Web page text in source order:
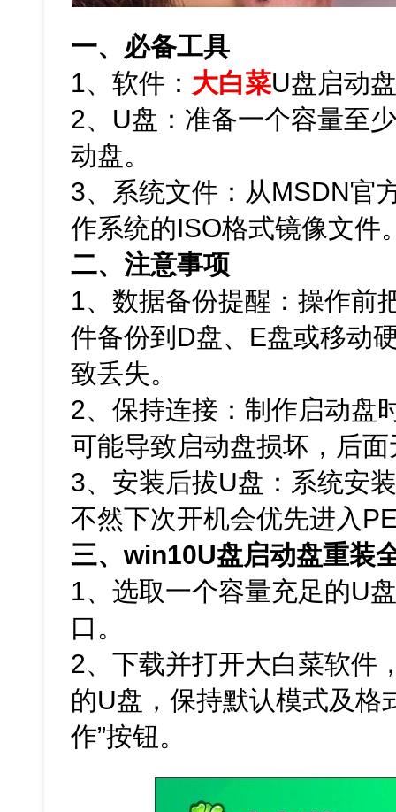
一、必备工具
1、软件： 大白菜U盘启动
2、U盘：准备一个容量至
动盘。
3、系统文件：从MSDN官
作系统的ISO格式镜像文件
二、注意事项
1、数据备份提醒：操作前
件备份到D盘、E盘或移动
致丢失。
2、保持连接：制作启动盘
可能导致启动盘损坏，后
3、安装后拔U盘：系统安
不然下次开机会优先进入
三、win10U盘启动盘重装
1、选取一个容量充足的U
口。
2、下载并打开大白菜软件
的U盘，保持默认模式及格
作”按钮。